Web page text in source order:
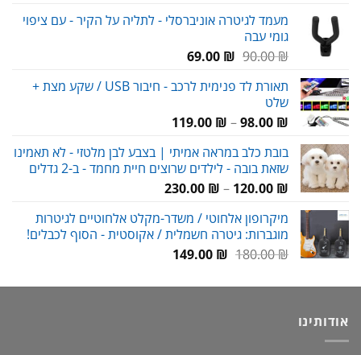
מעמד לגיטרה אוניברסלי - לתליה על הקיר - עם ציפוי
גומי עבה
90.00₪
המחיר
היה:
69.00 ₪
המחיר
הוא:
תאורת לד פנימית לרכב - חיבור USB / שקע מצת +
שלט
98.00 ₪
–
119.00 ₪
עד
בובת כלב במראה אמיתי | בצבע לבן מלטזי - לא תאמינו
שזאת בובה - לילדים שרוצים חיית מחמד - ב-2 גדלים
120.00 ₪
–
230.00 ₪
טווח
עד
מיקרופון אלחוטי / משדר-מקלט אלחוטיים לגיטרות
מוגברות: גיטרה חשמלית / אקוסטית - הסוף לכבלים!
180.00₪
המחיר
היה:
149.00 ₪
המחיר
הוא:
אודותינו